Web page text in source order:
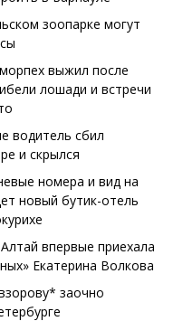
зоопарке могут
выжил после
лошади и встречи
водитель сбил
и скрылся
номера и вид на
новый бутик-отель
впервые приехала
Екатерина Волкова
заочно